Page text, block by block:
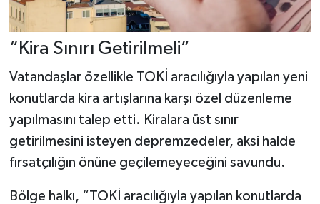
“Kira Sınırı Getirilmeli”
Vatandaşlar özellikle TOKİ aracılığıyla yapılan yeni
konutlarda kira artışlarına karşı özel düzenleme
yapılmasını talep etti. Kiralara üst sınır
getirilmesini isteyen depremzedeler, aksi halde
fırsatçılığın önüne geçilemeyeceğini savundu.
Bölge halkı, “TOKİ aracılığıyla yapılan konutlarda